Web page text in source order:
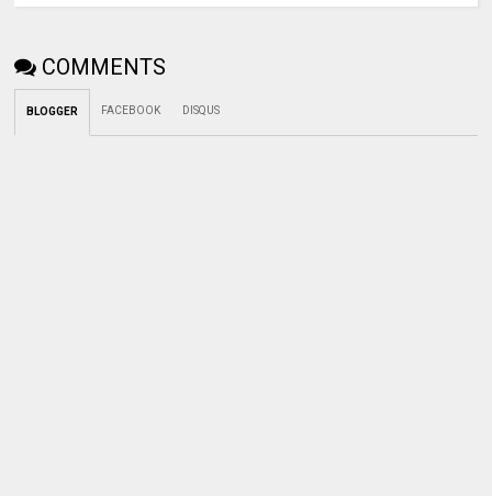
COMMENTS
BLOGGER FACEBOOK DISQUS